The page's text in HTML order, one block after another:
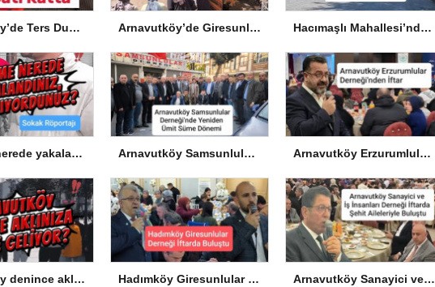
Arnavutköy’de Ters Dubleks Tamam, Sıra Çatı Katta Arnavutköy’de Giresunlulardan Piknik Şöleni Hacımaşlı Mahallesi’nde Vatandaşlar Sorunların Çözülmesini Bekliyor
Depreme nerede yakalandınız, ne yapıyordunuz? Arnavutköy Samsunlular Derneği’nde Yeniden Ümit Süme Dönemi Arnavutköy Erzurumlular Derneği’nden İftar
Arnavutköy denince aklınıza ilk ne geliyor? Hadımköy Giresunlular Derneği İftarda Buluştu Arnavutköy Sanayici ve İş İnsanları Derneği İftarda Şehit Aileleriyle Buluştu